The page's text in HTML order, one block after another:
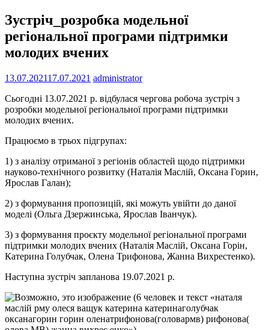
Зустріч_розробка модельної
регіональної програми підтримки
молодих вчених
13.07.202117.07.2021 administrator
Сьогодні 13.07.2021 р. відбулася чергова робоча зустріч з
розробки модельної регіональної програми підтримки
молодих вчених.
Працюємо в трьох підгрупах:
1) з аналізу отриманої з регіонів областей щодо підтримки
науково-технічного розвитку (Наталія Маслій, Оксана Горин,
Ярослав Галан);
2) з формування пропозицій, які можуть увійти до даної
моделі (Ольга Дзержинська, Ярослав Іванчук).
3) з формування проєкту модельної регіональної програми
підтримки молодих вчених (Наталія Маслій, Оксана Горін,
Катерина Голубчак, Олена Трифонова, Жанна Вихрестенко).
Наступна зустріч запланова 19.07.2021 р.